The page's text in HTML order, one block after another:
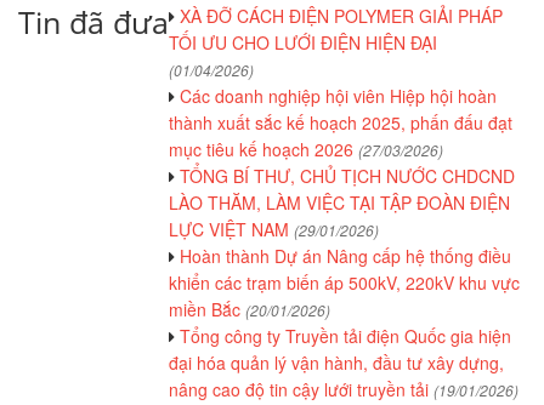
Tin đã đưa XÀ ĐỠ CÁCH ĐIỆN POLYMER GIẢI PHÁP
TỐI ƯU CHO LƯỚI ĐIỆN HIỆN ĐẠI
(01/04/2026)
Các doanh nghiệp hội viên Hiệp hội hoàn
thành xuất sắc kế hoạch 2025, phấn đấu đạt
mục tiêu kế hoạch 2026 (27/03/2026)
TỔNG BÍ THƯ, CHỦ TỊCH NƯỚC CHDCND
LÀO THĂM, LÀM VIỆC TẠI TẬP ĐOÀN ĐIỆN
LỰC VIỆT NAM (29/01/2026)
Hoàn thành Dự án Nâng cấp hệ thống điều
khiển các trạm biến áp 500kV, 220kV khu vực
miền Bắc (20/01/2026)
Tổng công ty Truyền tải điện Quốc gia hiện
đại hóa quản lý vận hành, đầu tư xây dựng,
nâng cao độ tin cậy lưới truyền tải (19/01/2026)